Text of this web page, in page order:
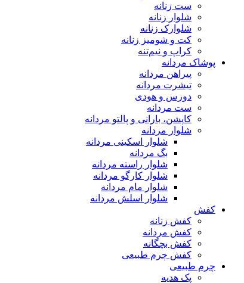
ست زنانه
شلوار زنانه
شلوارک زنانه
کت و شومیز زنانه
کراپ و نیم‌تنه
پوشاک مردانه
پیراهن مردانه
تیشرت مردانه
دورس و هودی
ست مردانه
کاپشن، بارانی و پالتو مردانه
شلوار مردانه
شلوار اسکینی مردانه
بگ مردانه
شلوار راسته مردانه
شلوار کارگو مردانه
شلوار مام مردانه
شلوار اسلش مردانه
کفش
کفش زنانه
کفش مردانه
کفش بچگانه
کفش چرم طبیعی
چرم طبیعی
پک هدیه